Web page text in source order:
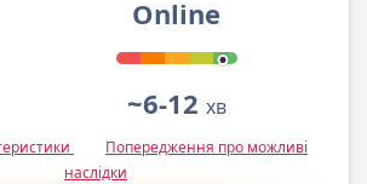
Online
~6-12 хв
Попередження про можливі
наслідки